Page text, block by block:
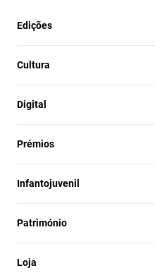
Edições
Cultura
Digital
Prémios
Infantojuvenil
Património
Loja